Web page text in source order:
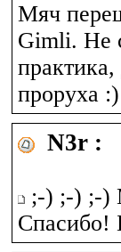
Мяч
Gimli. Не
проруха :)
N3r :
;-) ;-) ;-)
Спасибо!